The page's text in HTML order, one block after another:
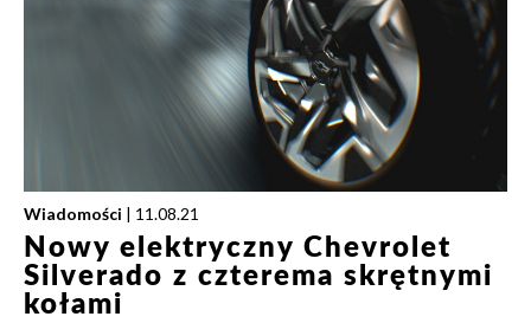
Wiadomości | 11.08.21
Nowy elektryczny Chevrolet
Silverado z czterema skrętnymi
kołami